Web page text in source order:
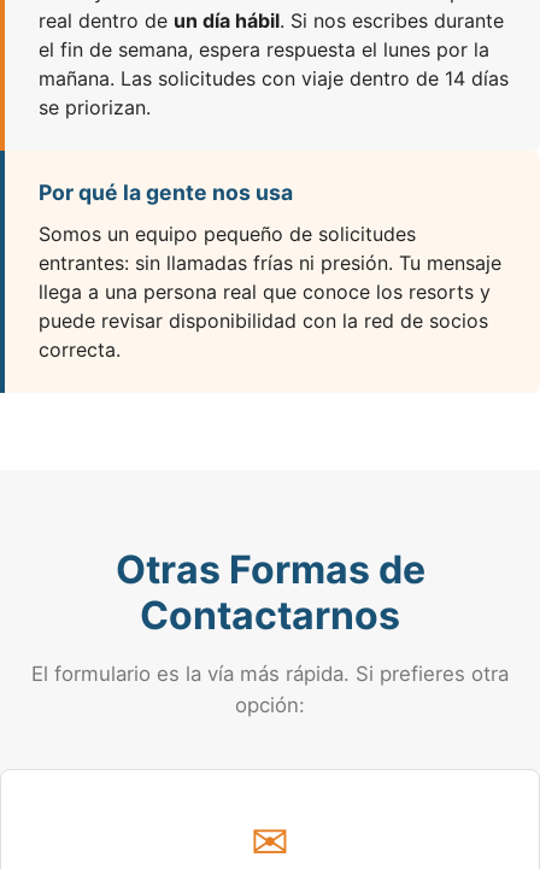
real dentro de un día hábil. Si nos escribes durante
el fin de semana, espera respuesta el lunes por la
mañana. Las solicitudes con viaje dentro de 14 días
se priorizan.
Por qué la gente nos usa
Somos un equipo pequeño de solicitudes
entrantes: sin llamadas frías ni presión. Tu mensaje
llega a una persona real que conoce los resorts y
puede revisar disponibilidad con la red de socios
correcta.
Otras Formas de
Contactarnos
El formulario es la vía más rápida. Si prefieres otra
opción:
✉